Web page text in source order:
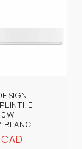
BLANC